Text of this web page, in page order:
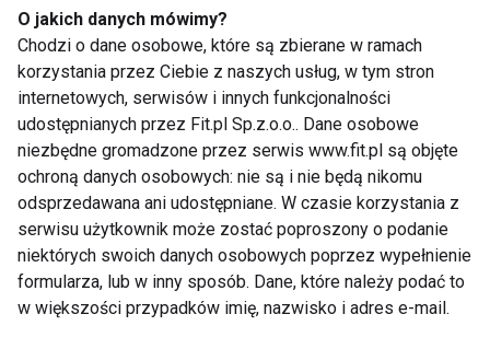
Mgr inż. Natalia Szarek komentuje znaczenie
produkcji ekologicznej z perspektywy nawyków
konsumenckich, najczęstszych mitów oraz potrzeby
edukacji żywieniowej:
Z jakimi mitami na temat żywności
ekologicznej najczęściej się Pani
spotyka?
Jednym z najczęściej powielanych mitów jest
O jakich danych mówimy?
Chodzi o dane osobowe, które są zbierane w ramach
korzystania przez Ciebie z naszych usług, w tym stron
internetowych, serwisów i innych funkcjonalności
udostępnianych przez Fit.pl Sp.z.o.o.. Dane osobowe
niezbędne gromadzone przez serwis www.fit.pl są objęte
ochroną danych osobowych: nie są i nie będą nikomu
odsprzedawana ani udostępniane. W czasie korzystania z
serwisu użytkownik może zostać poproszony o podanie
niektórych swoich danych osobowych poprzez wypełnienie
formularza, lub w inny sposób. Dane, które należy podać to
w większości przypadków imię, nazwisko i adres e-mail.